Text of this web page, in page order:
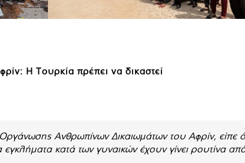
Η Τουρκία πρέπει να δικαστεί
Ανθρωπίνων Δικαιωμάτων του Αφρίν, είπε
κατά των γυναικών έχουν γίνει ρουτίνα